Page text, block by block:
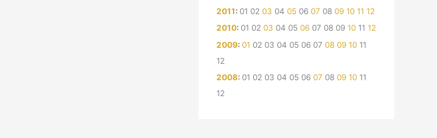
2011: 01 02 03 04 05 06 07 08 09 10 11 12
2010: 01 02 03 04 05 06 07 08 09 10 11 12
2009: 01 02 03 04 05 06 07 08 09 10 11
12
2008: 01 02 03 04 05 06 07 08 09 10 11
12